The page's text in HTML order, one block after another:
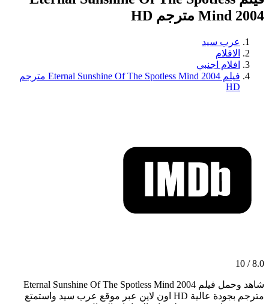
Mind 2004 مترجم HD
عرب سيد
الافلام
افلام اجنبي
فيلم Eternal Sunshine Of The Spotless Mind 2004 مترجم
HD
8.0 / 10
شاهد وحمل فيلم Eternal Sunshine Of The Spotless Mind 2004
مترجم بجودة عالية HD اون لاين عبر موقع عرب سيد واستمتع